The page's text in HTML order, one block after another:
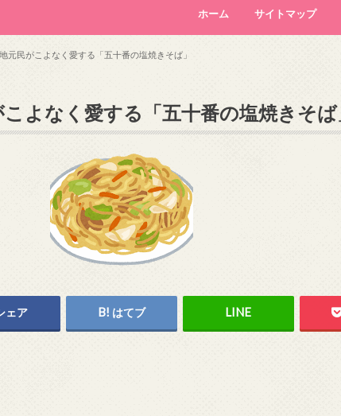
ホーム サイトマップ
民がこよなく愛する「五十番の塩焼きそば」
よなく愛する「五十番の塩焼きそば
ェア はてブ